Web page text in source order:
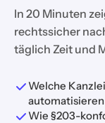
In 20 Minuten
rechtssicher
täglich Zeit und
Welche
automatisieren
Wie §203-